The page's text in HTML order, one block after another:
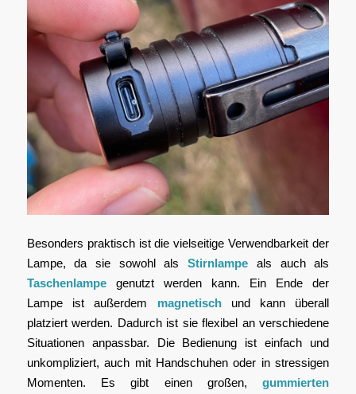
Besonders praktisch ist die vielseitige Verwendbarkeit der
Lampe, da sie sowohl alsStirnlampe als auch als
Taschenlampegenutzt werden kann. Ein Ende der
Lampe ist außerdem magnetischund kann überall
platziert werden. Dadurch ist sie flexibel an verschiedene
Situationen anpassbar. Die Bedienung ist einfach und
unkompliziert, auch mit Handschuhen oder in stressigen
Momenten. Es gibt einen großen,gummierten